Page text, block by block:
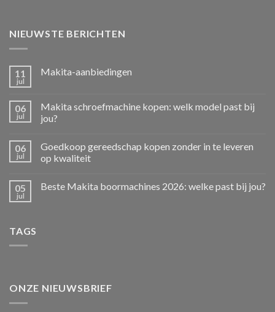
NIEUWSTE BERICHTEN
11
jul
Makita-aanbiedingen
06
jul
Makita schroefmachine kopen: welk model past bij
jou?
06
jul
Goedkoop gereedschap kopen zonder in te leveren
op kwaliteit
05
jul
Beste Makita boormachines 2026: welke past bij jou?
TAGS
ONZE NIEUWSBRIEF